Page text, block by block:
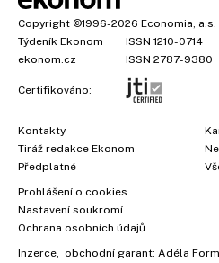
Copyright ©1996-2026 Economia, a.s.
Týdeník Ekonom
ISSN 1210-0714
ekonom.cz
ISSN 2787-9380
Certifikováno:
Kontakty
Tiráž redakce Ekonom
Předplatné
Prohlášení o cookies
Nastavení soukromí
Ochrana osobních údajů
Inzerce, obchodní garant: Adéla